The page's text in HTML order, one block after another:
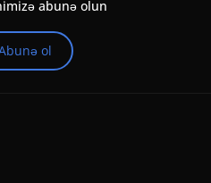
abunə olun
ol